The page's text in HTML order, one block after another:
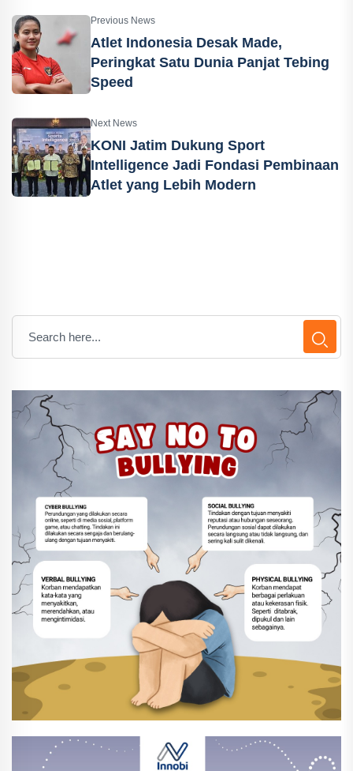
Previous News
Atlet Indonesia Desak Made,
Peringkat Satu Dunia Panjat Tebing
Speed
Next News
KONI Jatim Dukung Sport
Intelligence Jadi Fondasi Pembinaan
Atlet yang Lebih Modern